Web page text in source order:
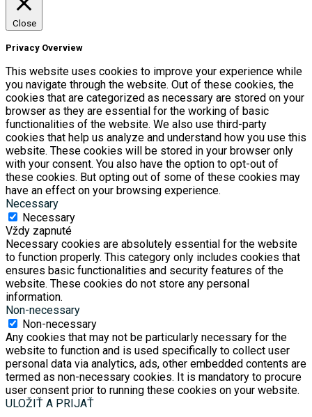
Close
Privacy Overview
This website uses cookies to improve your experience while
you navigate through the website. Out of these cookies, the
cookies that are categorized as necessary are stored on your
browser as they are essential for the working of basic
functionalities of the website. We also use third-party
cookies that help us analyze and understand how you use this
website. These cookies will be stored in your browser only
with your consent. You also have the option to opt-out of
these cookies. But opting out of some of these cookies may
have an effect on your browsing experience.
Necessary
Necessary
Vždy zapnuté
Necessary cookies are absolutely essential for the website
to function properly. This category only includes cookies that
ensures basic functionalities and security features of the
website. These cookies do not store any personal
information.
Non-necessary
Non-necessary
Any cookies that may not be particularly necessary for the
website to function and is used specifically to collect user
personal data via analytics, ads, other embedded contents are
termed as non-necessary cookies. It is mandatory to procure
user consent prior to running these cookies on your website.
ULOŽIŤ A PRIJAŤ